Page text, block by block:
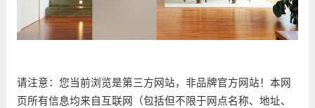
请注意：您当前浏览是第三方网站，非品牌官方网站！本网
页所有信息均来自互联网（包括但不限于网点名称、地址、